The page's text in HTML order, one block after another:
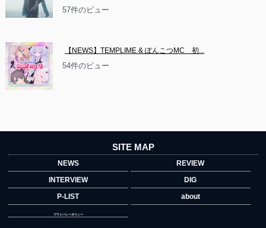
57件のビュー
【NEWS】TEMPLIME & ぽんこつMC　初...
54件のビュー
SITE MAP
NEWS
REVIEW
INTERVIEW
DIG
P-LIST
about
プライバシーポリシー